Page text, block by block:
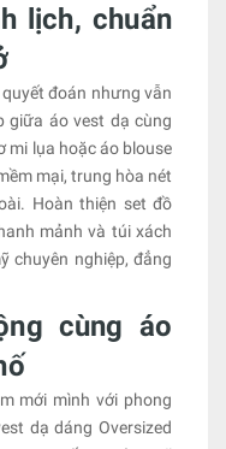
lịch, chuẩn
đoán nhưng vẫn
giữa áo vest dạ cùng
mi lụa hoặc áo blouse
mại, trung hòa nét
Hoàn thiện set đồ
mảnh và túi xách
chuyên nghiệp, đẳng
cùng áo
mới mình với phong
dạ dáng Oversized